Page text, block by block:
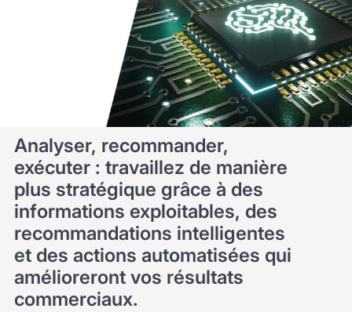
Analyser, recommander,
exécuter : travaillez de manière
plus stratégique grâce à des
informations exploitables, des
recommandations intelligentes
et des actions automatisées qui
amélioreront vos résultats
commerciaux.